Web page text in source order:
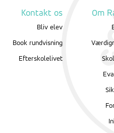
Kontakt os
Bliv elev
Book rundvisning
Efterskolelivet
Om